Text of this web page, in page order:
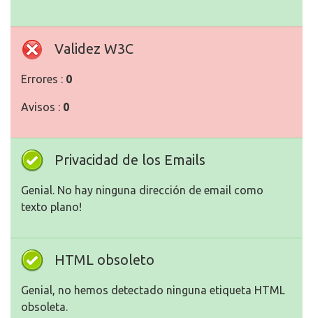
Validez W3C
Errores : 0
Avisos : 0
Privacidad de los Emails
Genial. No hay ninguna dirección de email como
texto plano!
HTML obsoleto
Genial, no hemos detectado ninguna etiqueta HTML
obsoleta.